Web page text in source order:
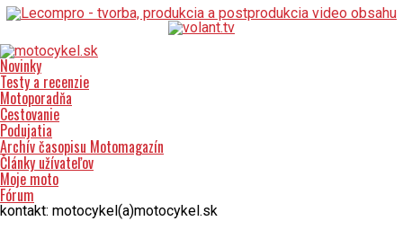
Novinky
Testy a recenzie
Motoporadňa
Cestovanie
Podujatia
Archív časopisu Motomagazín
Články užívateľov
Moje moto
Fórum
kontakt: motocykel(a)motocykel.sk